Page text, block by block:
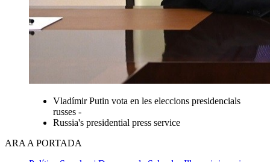
Vladímir Putin vota en les eleccions presidencials
russes -
Russia's presidential press service
ARA A PORTADA